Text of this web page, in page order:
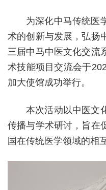
为深化中马传统医
术的创新与发展，弘扬
三届中马中医文化交流
术技能项目交流会于
加大使馆成功举行。
本次活动以中医文
传播与学术研讨，旨在
国在传统医学领域的相